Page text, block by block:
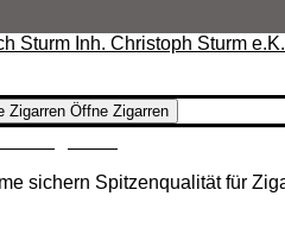
Zigarren Öffne Zigarren
sichern Spitzenqualität für